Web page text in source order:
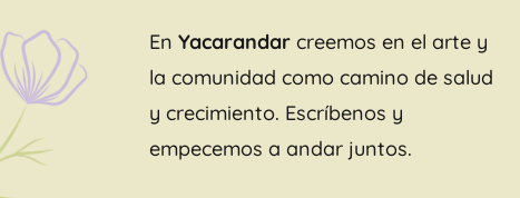
EnYacarandar creemos en el arte y
la comunidad como camino de salud
y crecimiento. Escríbenos y
empecemos a andar juntos.